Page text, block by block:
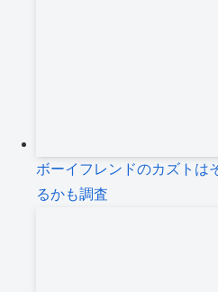
ボーイフレンドのカズトは
るかも調査